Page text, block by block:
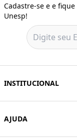
Cadastre-se e e
Unesp!
INSTITUCIONAL
AJUDA